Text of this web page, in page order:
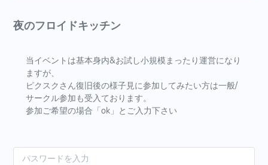
夜のフロイドキッチン
当イベントは基本身内&お試し小規模まったり運営になり
ますが、
ピクスクさん復旧後の様子見に参加してみたい方は一般/
サークル参加も受入ております。
参加ご希望の場合「ok」とご入力下さい